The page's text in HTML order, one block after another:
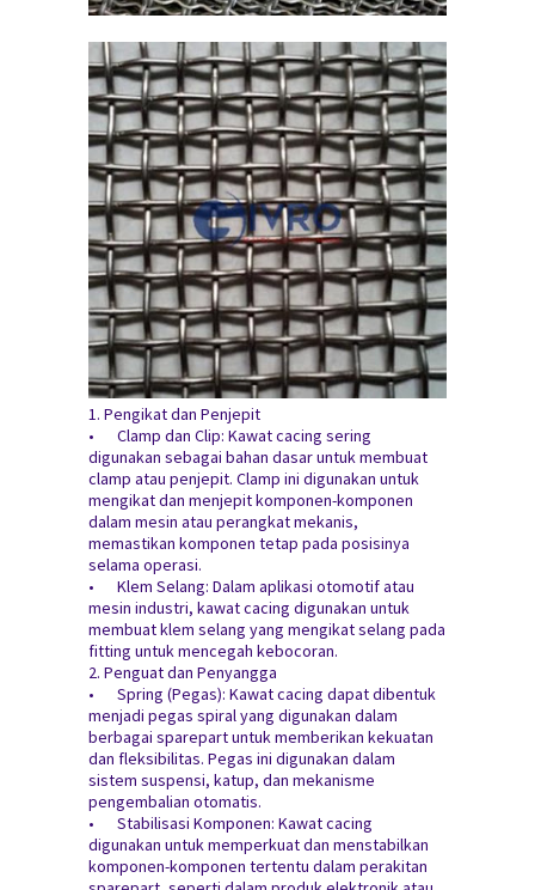
1. Pengikat dan Penjepit
•
Clamp dan Clip: Kawat cacing sering
digunakan sebagai bahan dasar untuk membuat
clamp atau penjepit. Clamp ini digunakan untuk
mengikat dan menjepit komponen-komponen
dalam mesin atau perangkat mekanis,
memastikan komponen tetap pada posisinya
selama operasi.
•
Klem Selang: Dalam aplikasi otomotif atau
mesin industri, kawat cacing digunakan untuk
membuat klem selang yang mengikat selang pada
fitting untuk mencegah kebocoran.
2. Penguat dan Penyangga
•
Spring (Pegas): Kawat cacing dapat dibentuk
menjadi pegas spiral yang digunakan dalam
berbagai sparepart untuk memberikan kekuatan
dan fleksibilitas. Pegas ini digunakan dalam
sistem suspensi, katup, dan mekanisme
pengembalian otomatis.
•
Stabilisasi Komponen: Kawat cacing
digunakan untuk memperkuat dan menstabilkan
komponen-komponen tertentu dalam perakitan